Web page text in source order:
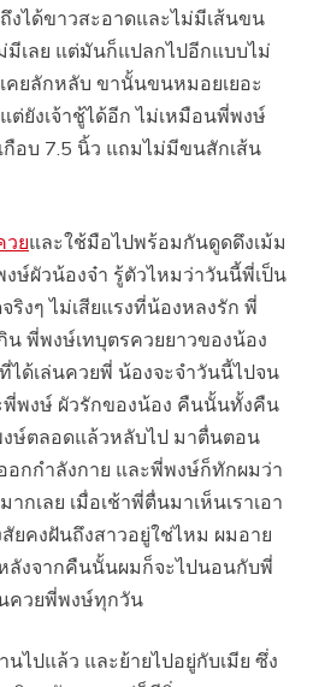
ได้ขาวสะอาดและไม่มีเส้นขน
มีเลย แต่มันก็แปลกไปอีกแบบไม่
คยลักหลับ ขานั้นขนหมอยเยอะ
ต่ยังเจ้าชู้ได้อีก ไม่เหมือนพี่พงษ์
เกือบ 7.5 นิ้ว แถมไม่มีขนสักเส้น
วยและใช้มือไปพร้อมกันดูดดึงเม้ม
ษ์ผัวน้องจ๋า รู้ตัวไหมว่าวันนี้พี่เป็น
งๆ ไม่เสียแรงที่น้องหลงรัก พี่
น พี่พงษ์เทบุตรควยยาวของน้อง
ด้เล่นควยพี่ น้องจะจำวันนี้ไปจน
พี่พงษ์ ผัวรักของน้อง คืนนั้นทั้งคืน
ษ์ตลอดแล้วหลับไป มาตื่นตอน
อกกำลังกาย และพี่พงษ์ก็ทักผมว่า
กเลย เมื่อเช้าพี่ตื่นมาเห็นเราเอา
ยคงฝันถึงสาวอยู่ใช่ไหม ผมอาย
งจากคืนนั้นผมก็จะไปนอนกับพี่
ควยพี่พงษ์ทุกวัน
ไปแล้ว และย้ายไปอยู่กับเมีย ซึ่ง